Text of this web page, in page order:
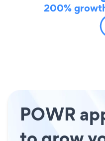
200%
POWR